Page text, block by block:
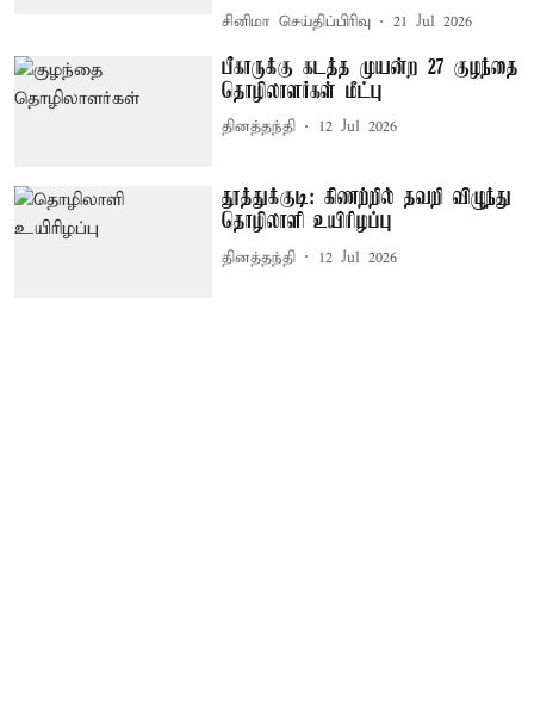
சினிமா செய்திப்பிரிவு 21 Jul 2026
பீகாருக்கு கடத்த முயன்ற 27 குழந்தை
தொழிலாளர்கள் மீட்பு
தினத்தந்தி 12 Jul 2026
தூத்துக்குடி: கிணற்றில் தவறி விழுந்து
தொழிலாளி உயிரிழப்பு
தினத்தந்தி 12 Jul 2026